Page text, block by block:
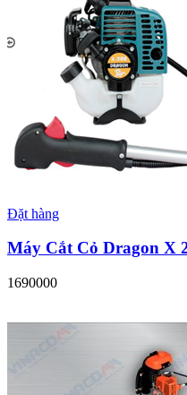
Đặt hàng
Máy Cắt Cỏ Dragon X
1690000